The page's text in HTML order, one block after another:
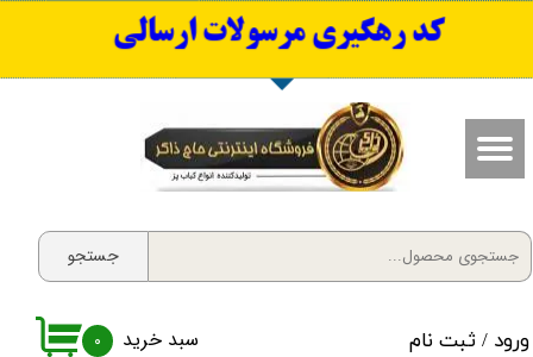
ورود / ثبت نام
حساب کاربری من
سفارشات
۰
جستجو
​کد رهگیری مرسولات ارسالی
سبد خرید